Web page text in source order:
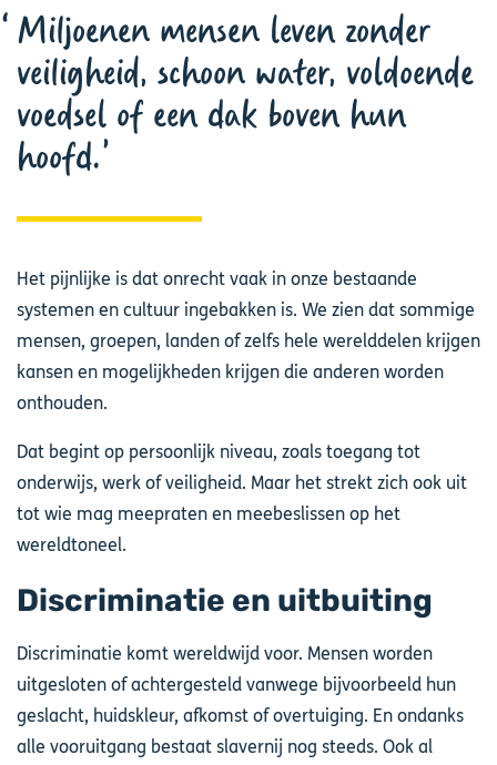
Miljoenen mensen leven zonder
veiligheid, schoon water, voldoende
voedsel of een dak boven hun
hoofd.
Het pijnlijke is dat onrecht vaak in onze bestaande
systemen en cultuur ingebakken is. We zien dat sommige
mensen, groepen, landen of zelfs hele werelddelen krijgen
kansen en mogelijkheden krijgen die anderen worden
onthouden.
Dat begint op persoonlijk niveau, zoals toegang tot
onderwijs, werk of veiligheid. Maar het strekt zich ook uit
tot wie mag meepraten en meebeslissen op het
wereldtoneel.
Discriminatie en uitbuiting
Discriminatie komt wereldwijd voor. Mensen worden
uitgesloten of achtergesteld vanwege bijvoorbeeld hun
geslacht, huidskleur, afkomst of overtuiging. En ondanks
alle vooruitgang bestaat slavernij nog steeds. Ook al